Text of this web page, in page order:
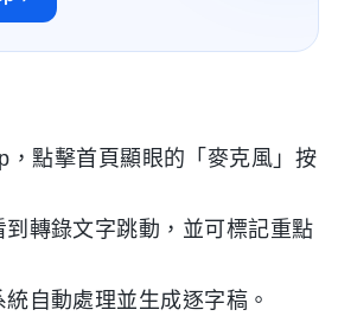
，點擊首頁顯眼的「麥克風」按
轉錄文字跳動，並可標記重點
自動處理並生成逐字稿。